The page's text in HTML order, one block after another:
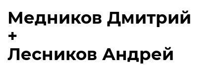
Медников Дмитрий
+
Лесников Андрей